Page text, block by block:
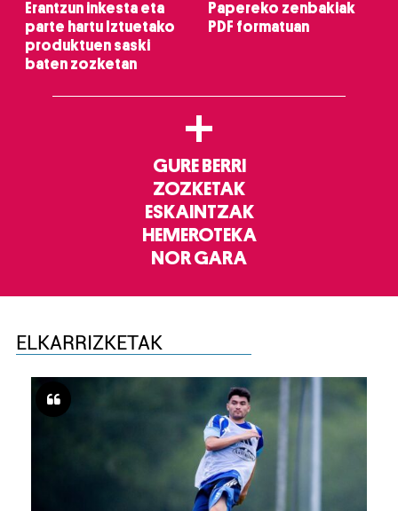
Erantzun inkesta eta
parte hartu Iztuetako
produktuen saski
baten zozketan
Papereko zenbakiak
PDF formatuan
+
GURE BERRI
ZOZKETAK
ESKAINTZAK
HEMEROTEKA
NOR GARA
ELKARRIZKETAK